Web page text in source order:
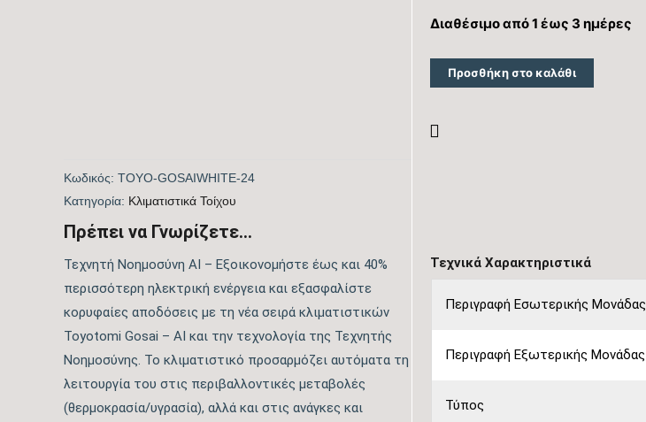
Κωδικός: TOYO-GOSAIWHITE-24
Kατηγορία: Kλιματιστικά Τοίχου
Πρέπει να Γνωρίζετε...
Τεχνητή Νοημοσύνη AI – Εξοικονομήστε έως και 40%
περισσότερη ηλεκτρική ενέργεια και εξασφαλίστε
κορυφαίες αποδόσεις με τη νέα σειρά κλιματιστικών
Toyotomi Gosai – AI και την τεχνολογία της Τεχνητής
Νοημοσύνης. Το κλιματιστικό προσαρμόζει αυτόματα τη
λειτουργία του στις περιβαλλοντικές μεταβολές
(θερμοκρασία/υγρασία), αλλά και στις ανάγκες και
Διαθέσιμο από 1 έως 3 ημέρες
Προσθήκη στο καλάθι
Τεχνικά Χαρακτηριστικά
Περιγραφή Εσωτερικής Μονάδας
Περιγραφή Εξωτερικής Μονάδας
Τύπος